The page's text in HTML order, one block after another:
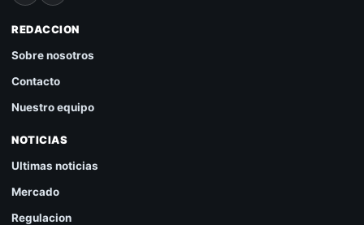
REDACCION
Sobre nosotros
Contacto
Nuestro equipo
NOTICIAS
Ultimas noticias
Mercado
Regulacion